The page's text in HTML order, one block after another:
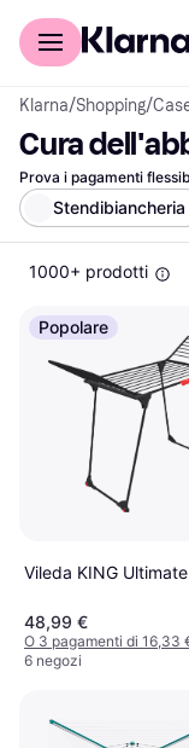
Per il tuo shopping
Klarna/Shopping/
Cura
Prova i pagamenti
Stendibiancheria
1000+ prodotti
Popolare
Vileda KING Ultimate
48,99 €
O 3 pagamenti di 16,33
6 negozi